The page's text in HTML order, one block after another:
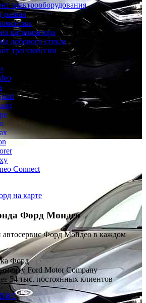
электрооборудования
развал
катализатора
лобового стекла
трансмиссии
Connect
на карте
Форд Мондео
Форд Мондео в каждом
Форд
Ford Motor Company
54 тыс. постоянных клиентов